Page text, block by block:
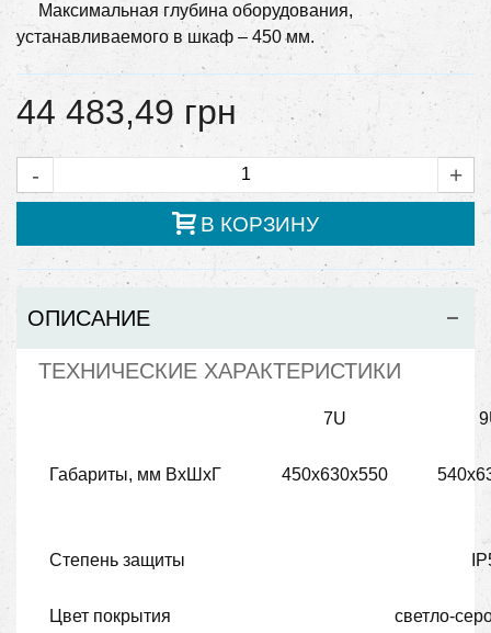
Максимальная глубина оборудования,
устанавливаемого в шкаф – 450 мм.
44 483,49 грн
- +
В КОРЗИНУ
ОПИСАНИЕ
ТЕХНИЧЕСКИЕ ХАРАКТЕРИСТИКИ
7U
Габариты, мм ВхШхГ 450х630х550
Степень защиты
Цвет покрытия светло-